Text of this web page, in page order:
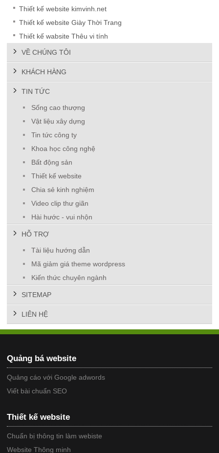
Thiết kế website kimvinh.net
Thiết kế website Giày Thời Trang
Thiết kế wabsite Thêu vi tính
VỀ CHÚNG TÔI
KHÁCH HÀNG
TIN TỨC
Sống cao thượng
Vật liệu xây dựng
Tin tức công ty
Khoa học công nghệ
Bất động sản
Thiết kế website
Chia sẻ kinh nghiệm
Video clip thư giãn
Hài hước - vui nhộn
HỖ TRỢ
Tài liệu hướng dẫn
Mã giảm giá theme wordpress
Kiến thức chuyên ngành
SITEMAP
LIÊN HỆ
Quảng bá website
Quảng cáo với Google adwords
Viết bài chuẩn SEO
Thiết kế website
Chuẩn bị thông tin làm webiste
Website Thông minh